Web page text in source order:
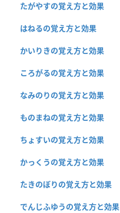
たがやすの覚え方と効果
はねるの覚え方と効果
かいりきの覚え方と効果
ころがるの覚え方と効果
なみのりの覚え方と効果
ものまねの覚え方と効果
ちょすいの覚え方と効果
かっくうの覚え方と効果
たきのぼりの覚え方と効果
でんじふゆうの覚え方と効果